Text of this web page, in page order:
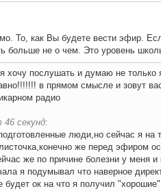
То, как Вы будете вести эфир.
больше не о чем. Это уровень
хочу послушать и думаю не только
в прямом смысле и зовут
радио
секунд:
люди,но сейчас я на
же перед эфиром
же по причине болезни у меня и
я подумывал что наверное
будет ок на что я получил